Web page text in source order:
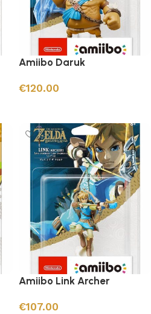
Amiibo Daruk
€120.00
Amiibo Link Archer
€107.00